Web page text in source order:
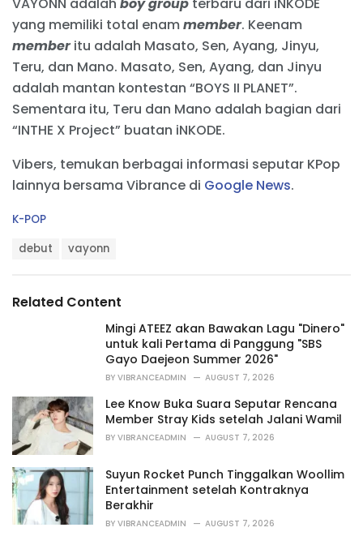
VAYONN adalah boy group terbaru dari iNKODE
yang memiliki total enammember. Keenam
memberitu adalah Masato, Sen, Ayang, Jinyu,
Teru, dan Mano. Masato, Sen, Ayang, dan Jinyu
adalah mantan kontestan “BOYS II PLANET”.
Sementara itu, Teru dan Mano adalah bagian dari
“INTHE X Project” buatan iNKODE.
Vibers, temukan berbagai informasi seputar KPop
lainnya bersama Vibrance di Google News.
C
r
K-POP
:
debut vayonn
Related Content
Mingi ATEEZ akan Bawakan Lagu "Dinero"
untuk kali Pertama di Panggung "SBS
Gayo Daejeon Summer 2026"
BY VIBRANCEADMIN AUGUST 7, 2026
Lee Know Buka Suara Seputar Rencana
Member Stray Kids setelah Jalani Wamil
BY VIBRANCEADMIN AUGUST 7, 2026
Suyun Rocket Punch Tinggalkan Woollim
Entertainment setelah Kontraknya
Berakhir
BY VIBRANCEADMIN AUGUST 7, 2026